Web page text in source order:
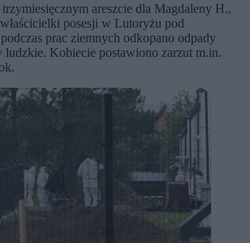
trzymiesięcznym areszcie dla Magdaleny H.,
posesji w Lutoryżu pod
prac ziemnych odkopano odpady
ludzkie. Kobiecie postawiono zarzut m.in.